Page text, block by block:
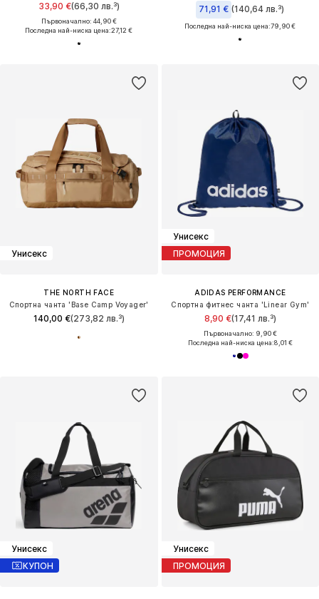
33,90 €(66,30 лв.³)
Първоначално: 44,90 €
Последна най-ниска цена:27,12 €
71,91 € (140,64 лв.³)
Последна най-ниска цена:79,90 €
Унисекс
THE NORTH FACE
Спортна чанта 'Base Camp Voyager'
140,00 €(273,82 лв.³)
Унисекс
ПРОМОЦИЯ
ADIDAS PERFORMANCE
Спортна фитнес чанта 'Linear Gym'
8,90 €(17,41 лв.³)
Първоначално: 9,90 €
Последна най-ниска цена:8,01 €
Унисекс
КУПОН
Унисекс
ПРОМОЦИЯ